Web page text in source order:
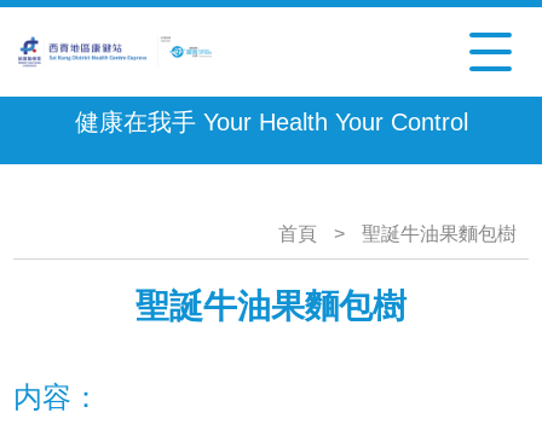
健康在我手 Your Health Your Control
首頁 > 聖誕牛油果麵包樹
聖誕牛油果麵包樹
内容：